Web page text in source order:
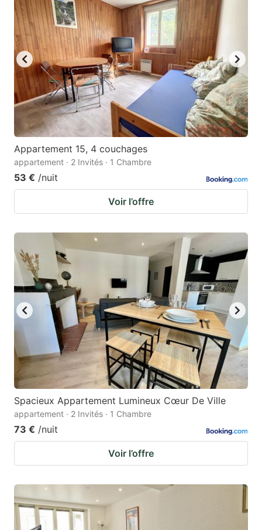
Appartement 15, 4 couchages
appartement · 2 Invités · 1 Chambre
53 € /nuit
Voir l’offre
Spacieux Appartement Lumineux Cœur De Ville
appartement · 2 Invités · 1 Chambre
73 € /nuit
Voir l’offre